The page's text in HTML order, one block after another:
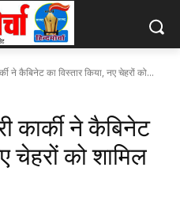
ने कैबिनेट का विस्तार किया, नए चेहरों को...
कार्की ने कैबिनेट
चेहरों को शामिल